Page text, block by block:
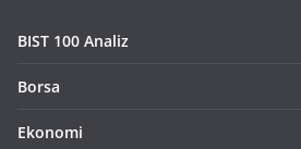
BIST 100 Analiz
Borsa
Ekonomi